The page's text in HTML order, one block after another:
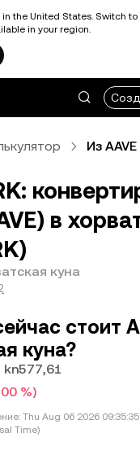
in the United States. Switch
in your region.
Из AAVE
в
куна
стоит
куна?
kn577,61
%)
Thu Aug 06 2026
Time)